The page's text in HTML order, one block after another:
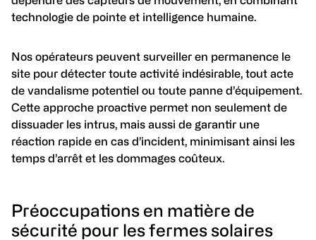
technologie de pointe et intelligence humaine.
Nos opérateurs peuvent surveiller en permanence le
site pour détecter toute activité indésirable, tout acte
de vandalisme potentiel ou toute panne d’équipement.
Cette approche proactive permet non seulement de
dissuader les intrus, mais aussi de garantir une
réaction rapide en cas d’incident, minimisant ainsi les
temps d’arrêt et les dommages coûteux.
Préoccupations en matière de
sécurité pour les fermes solaires